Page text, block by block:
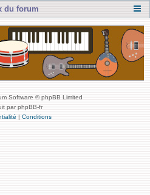
du forum
Software © phpBB Limited
par phpBB-fr
| Conditions